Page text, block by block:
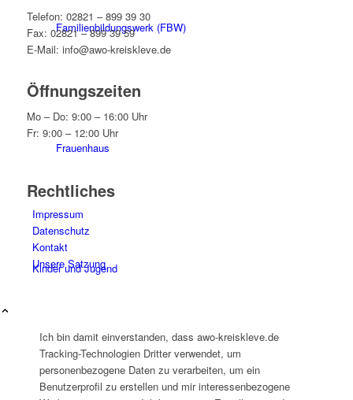
Familienbildungswerk (FBW)
Frauenhaus
Kinder und Jugend
Ambulante Hilfen zur Erziehung
Telefon: 02821 – 899 39 30
Fax: 02821 – 899 39 59
E-Mail: info@awo-kreiskleve.de
Öffnungszeiten
Mo – Do: 9:00 – 16:00 Uhr
Fr: 9:00 – 12:00 Uhr
Rechtliches
Impressum
Datenschutz
Kontakt
Unsere Satzung
Ich bin damit einverstanden, dass awo-kreiskleve.de
Tracking-Technologien Dritter verwendet, um
personenbezogene Daten zu verarbeiten, um ein
Benutzerprofil zu erstellen und mir interessenbezogene